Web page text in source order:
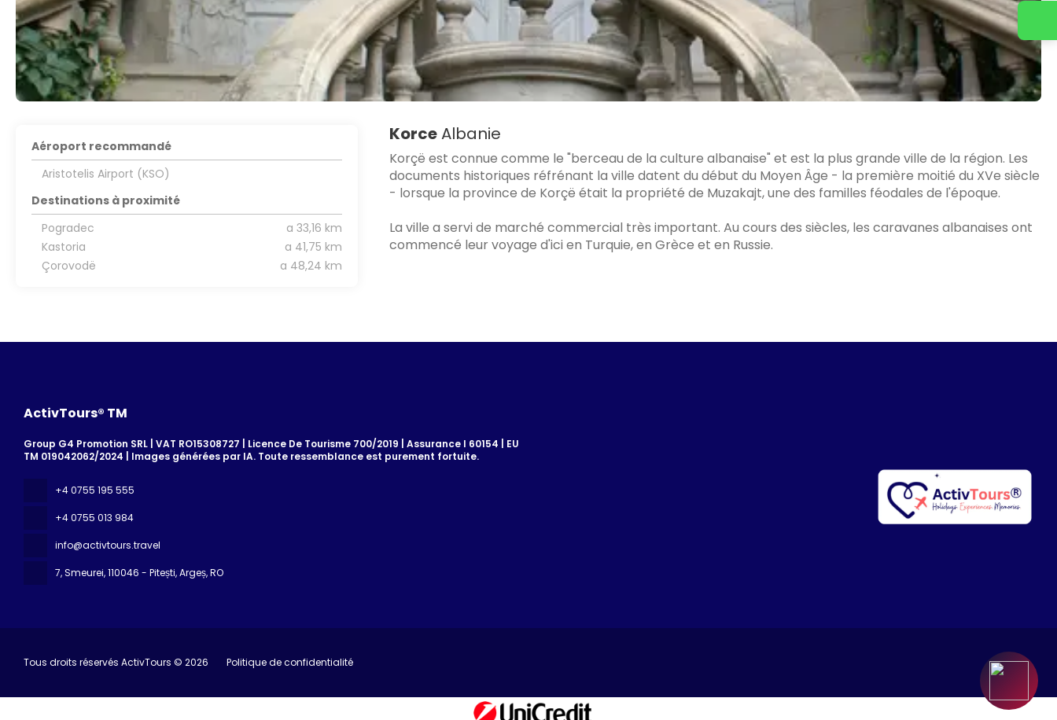
KorceAlbanie
Korçë est connue comme le "berceau de la culture albanaise" et est la plus grande ville de la région. Les
documents historiques réfrénant la ville datent du début du Moyen Âge - la première moitié du XVe siècle
- lorsque la province de Korçë était la propriété de Muzakajt, une des familles féodales de l'époque.
La ville a servi de marché commercial très important. Au cours des siècles, les caravanes albanaises ont
commencé leur voyage d'ici en Turquie, en Grèce et en Russie.
Aéroport recommandé
Aristotelis Airport (KSO)
Destinations à proximité
Pogradec
a 33,16 km
Kastoria
a 41,75 km
Çorovodë
a 48,24 km
ActivTours® TM
Group G4 Promotion SRL | VAT RO15308727 | Licence De Tourisme 700/2019 | Assurance I 60154 | EU
TM 019042062/2024 | Images générées par IA. Toute ressemblance est purement fortuite.
+4 0755 195 555
+4 0755 013 984
info@activtours.travel
7, Smeurei, 110046 - Pitești, Argeș, RO
Tous droits réservés ActivTours © 2026 Politique de confidentialité